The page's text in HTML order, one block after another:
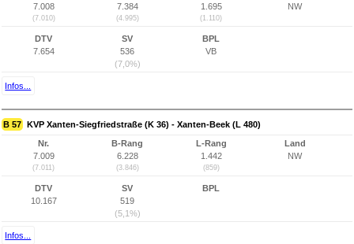
7.008
(7.010)
7.384
(4.995)
1.695
(1.110)
NW
DTV
7.654
SV
536
(7,0%)
BPL
VB
Infos...
B 57 KVP Xanten-Siegfriedstraße (K 36) - Xanten-Beek (L 480)
Nr.
7.009
(7.011)
B-Rang
6.228
(3.846)
L-Rang
1.442
(859)
Land
NW
DTV
10.167
SV
519
(5,1%)
BPL
Infos...